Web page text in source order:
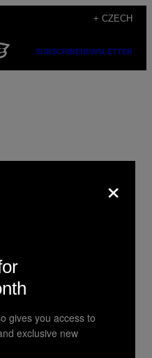
+ CZECH
SUBSCRIBENEWSLETTER
mimozemských
×
gives you access to
exclusive new